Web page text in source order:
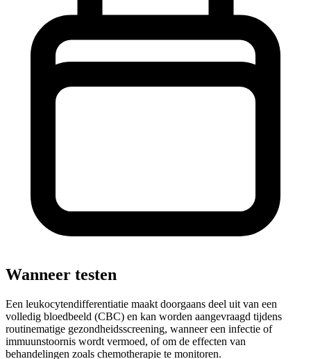
Wanneer testen
Een leukocytendifferentiatie maakt doorgaans deel uit van een
volledig bloedbeeld (CBC) en kan worden aangevraagd tijdens
routinematige gezondheidsscreening, wanneer een infectie of
immuunstoornis wordt vermoed, of om de effecten van
behandelingen zoals chemotherapie te monitoren.